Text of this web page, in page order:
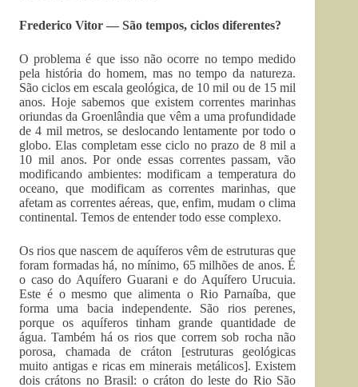
Frederico Vitor — São tempos, ciclos diferentes?
O problema é que isso não ocorre no tempo medido
pela história do homem, mas no tempo da natureza.
São ciclos em escala geológica, de 10 mil ou de 15 mil
anos. Hoje sabemos que existem correntes marinhas
oriundas da Groenlândia que vêm a uma profundidade
de 4 mil metros, se deslocando lentamente por todo o
globo. Elas completam esse ciclo no prazo de 8 mil a
10 mil anos. Por onde essas correntes passam, vão
modificando ambientes: modificam a temperatura do
oceano, que modificam as correntes marinhas, que
afetam as correntes aéreas, que, enfim, mudam o clima
continental. Temos de entender todo esse complexo.
Os rios que nascem de aquíferos vêm de estruturas que
foram formadas há, no mínimo, 65 milhões de anos. É
o caso do Aquífero Guarani e do Aquífero Urucuia.
Este é o mesmo que alimenta o Rio Par­naíba, que
forma uma bacia independente. São rios perenes,
porque os aquíferos tinham grande quantidade de
água. Também há os rios que correm sob rocha não
porosa, chamada de cráton [estruturas geológicas
muito antigas e ricas em minerais metálicos]. Existem
dois crátons no Brasil: o cráton do leste do Rio São